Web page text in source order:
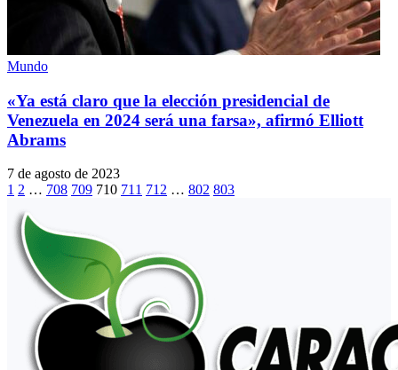
Mundo
«Ya está claro que la elección presidencial de
Venezuela en 2024 será una farsa», afirmó Elliott
Abrams
7 de agosto de 2023
1 2 … 708 709 710 711 712 … 802 803